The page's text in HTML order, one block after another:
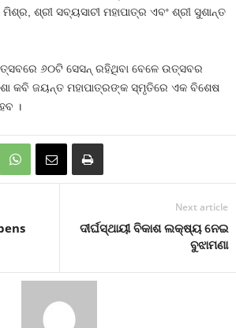
ଶ୍ରୀ ସବ୍ୟସାଚୀ ମହାପାତ୍ର ଏବଂ ଶ୍ରୀ ସୁଶାନ୍ତ
୬୦ଟି ସେସନ୍ ରହିଥିବା ବେଳେ ଉତ୍ସବର
କବି ଜୟନ୍ତ ମହାପାତ୍ରଙ୍କ ସ୍ମୃତିରେ ଏକ ବିଶେଷ
।
Next article
ଦୀର୍ଘସ୍ଥାୟୀ ବିକାଶ ଲକ୍ଷ୍ୟ ନେଇ
ବୁଝାମଣା